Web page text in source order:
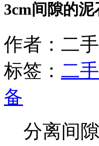
3cm间隙的
作者：二
标签： 二
备
分离间隙